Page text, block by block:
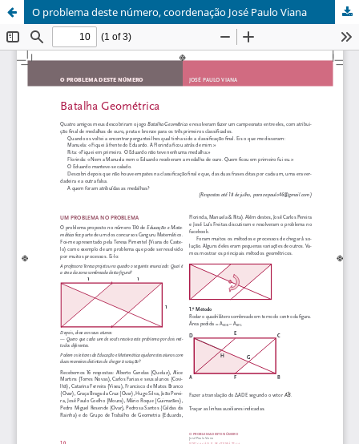
O problema deste número, coordenação José Paulo Viana